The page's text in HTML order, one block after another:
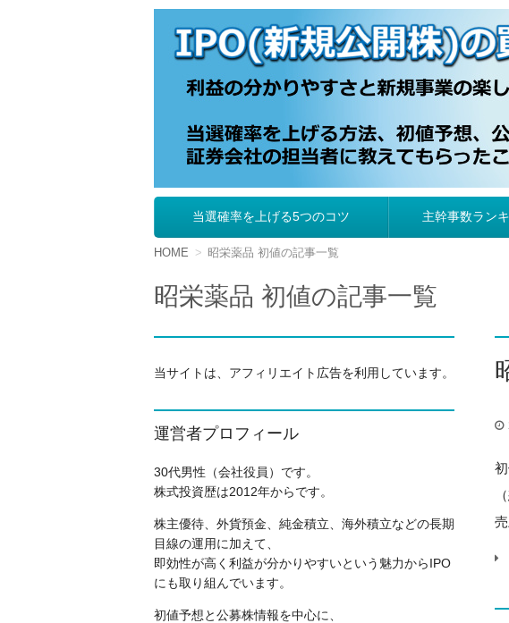
IPO（新規公開株）の買い
ン
テ
ツ
へ
動
当選確率を上げる5つのコツ 主幹事数ラン
HOME 昭栄薬品 初値の記事一覧
昭栄薬品 初値の記事一覧
当サイトは、アフィリエイト広告を利用しています。
運営者プロフィール
30代男性（会社役員）です。
株式投資歴は2012年からです。
株主優待、外貨預金、純金積立、海外積立などの長期
目線の運用に加えて、
即効性が高く利益が分かりやすいという魅力からIPO
にも取り組んでいます。
初値予想と公募株情報を中心に、